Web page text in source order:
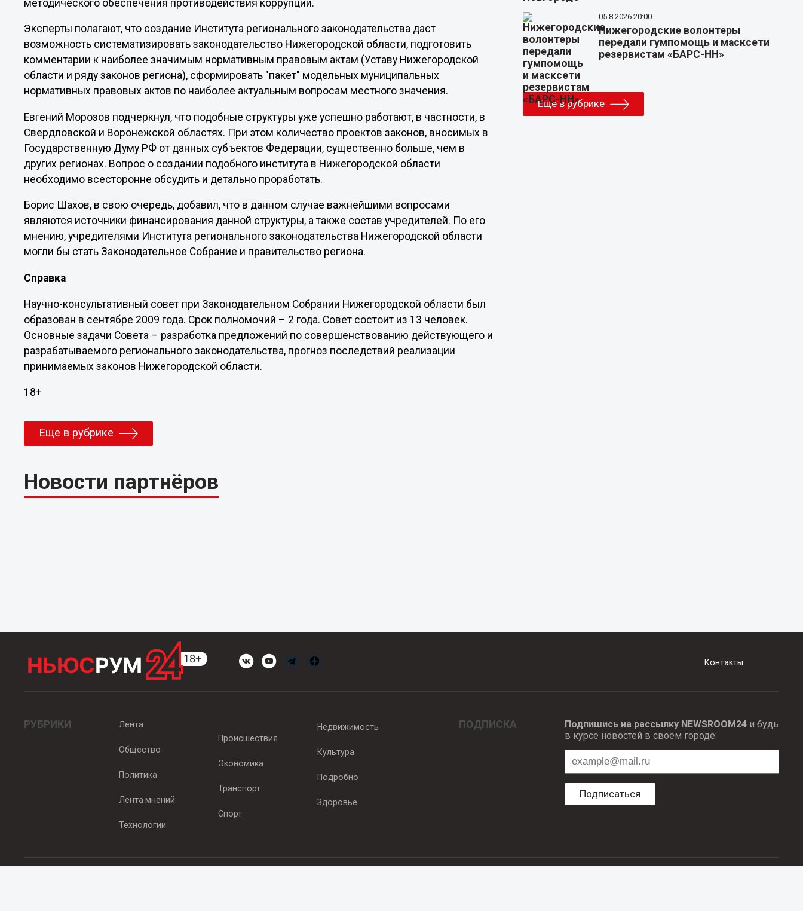
методического обеспечения противодействия коррупции.
Эксперты полагают, что создание Института регионального законодательства даст
возможность систематизировать законодательство Нижегородской области, подготовить
комментарии к наиболее значимым нормативным правовым актам (Уставу Нижегородской
области и ряду законов региона), сформировать "пакет" модельных муниципальных
нормативных правовых актов по наиболее актуальным вопросам местного значения.
Евгений Морозов подчеркнул, что подобные структуры уже успешно работают, в частности, в
Свердловской и Воронежской областях. При этом количество проектов законов, вносимых в
Государственную Думу РФ от данных субъектов Федерации, существенно больше, чем в
других регионах. Вопрос о создании подобного института в Нижегородской области
необходимо всесторонне обсудить и детально проработать.
Борис Шахов, в свою очередь, добавил, что в данном случае важнейшими вопросами
являются источники финансирования данной структуры, а также состав учредителей. По его
мнению, учредителями Института регионального законодательства Нижегородской области
могли бы стать Законодательное Собрание и правительство региона.
Справка
Научно-консультативный совет при Законодательном Собрании Нижегородской области был
образован в сентябре 2009 года. Срок полномочий – 2 года. Совет состоит из 13 человек.
Основные задачи Совета – разработка предложений по совершенствованию действующего и
разрабатываемого регионального законодательства, прогноз последствий реализации
принимаемых законов Нижегородской области.
18+
Еще в рубрике
Новости партнёров
05.8.2026 20:00
Нижегородские волонтеры
передали гумпомощь и масксети
резервистам «БАРС-НН»
Еще в рубрике
Контакты
РУБРИКИ Лента
Общество
Политика
Лента мнений
Технологии
Происшествия
Экономика
Транспорт
Спорт
Недвижимость
Культура
Подробно
Здоровье
ПОДПИСКА Подпишись на рассылку NEWSROOM24и будь
в курсе новостей в своём городе:
Подписаться